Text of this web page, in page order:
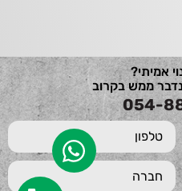
אמיתי?
ממש בקרוב
054-